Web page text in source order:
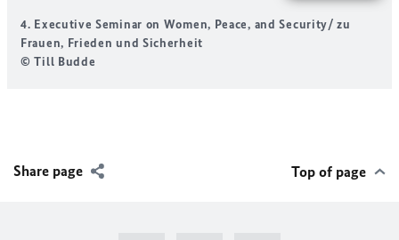
4. Executive Seminar on Women, Peace, and Security/ zu
Frauen, Frieden und Sicherheit
© Till Budde
Share page Top of page